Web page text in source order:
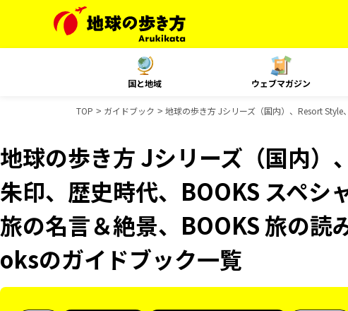
国と地域 ウェブマガジン
TOP ガイドブック 地球の歩き方 Jシリーズ（国内）、Resort
地球の歩き方 Jシリーズ（国内
朱印、歴史時代、BOOKS スペシ
旅の名言＆絶景、BOOKS 旅の読
oksのガイドブック一覧